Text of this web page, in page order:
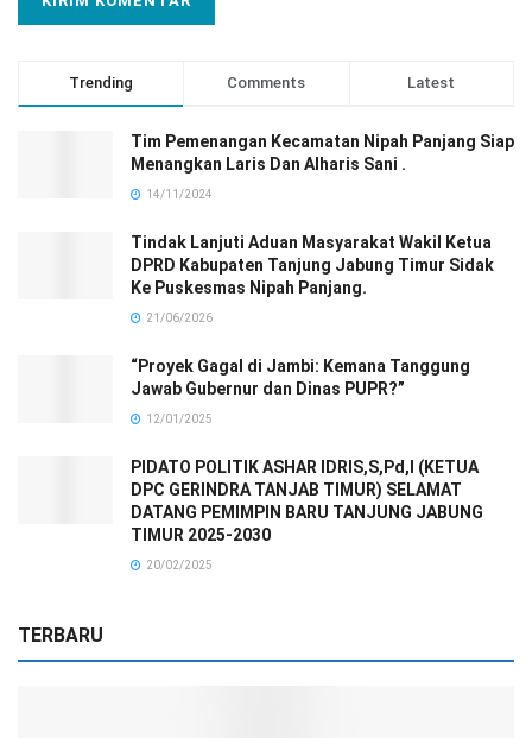
Trending Comments Latest
Tim Pemenangan Kecamatan Nipah Panjang Siap
Menangkan Laris Dan Alharis Sani .
14/11/2024
Tindak Lanjuti Aduan Masyarakat Wakil Ketua
DPRD Kabupaten Tanjung Jabung Timur Sidak
Ke Puskesmas Nipah Panjang.
21/06/2026
“Proyek Gagal di Jambi: Kemana Tanggung
Jawab Gubernur dan Dinas PUPR?”
12/01/2025
PIDATO POLITIK ASHAR IDRIS,S,Pd,I (KETUA
DPC GERINDRA TANJAB TIMUR) SELAMAT
DATANG PEMIMPIN BARU TANJUNG JABUNG
TIMUR 2025-2030
20/02/2025
TERBARU